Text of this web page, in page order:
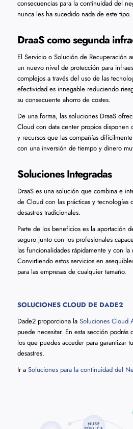
consecuencias para la continuidad del
nunca les ha sucedido nada de este tipo.
DraaS como segunda
El Servicio o Solución de Recuperación
un nuevo nivel de protección para
complejos a través del uso de las
efectividad es innegable reduciendo
su consecuente ahorro de costes.
De una forma, las soluciones DraaS
Cloud con data center propios disponen
y recursos que las compañías
con una inversión de tiempo y dinero
Soluciones Integradas
DraaS es una solución que combina e
de Cloud con las prácticas y tecnologías
desastres tradicionales.
Parte de los beneficios es la aportación
seguro junto con los profesionales
las funcionalidades rápidamente y con la
Convirtiendo estos servicios en
para las empresas de cualquier tamaño.
SOLUCIONES CLOUD DE DADE2
Dade2 proporciona la Soluciones Cloud
puede necesitar. En esta sección podrás
los que puedes acceder para garantizar
desastres.
Ir a Soluciones para la continuidad del